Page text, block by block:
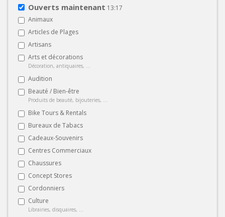
Ouverts maintenant 13:17
Animaux
Articles de Plages
Artisans
Arts et décorations
Décoration, antiquaires, ...
Audition
Beauté / Bien-être
Produits de beauté, bijouteries, ...
Bike Tours & Rentals
Bureaux de Tabacs
Cadeaux-Souvenirs
Centres Commerciaux
Chaussures
Concept Stores
Cordonniers
Culture
Librairies, disquaires, ...